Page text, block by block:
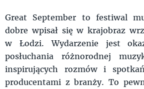
Great September to festiwal
dobre wpisał się w krajobraz
w Łodzi. Wydarzenie jest
posłuchania różnorodnej
inspirujących rozmów i
producentami z branży. To